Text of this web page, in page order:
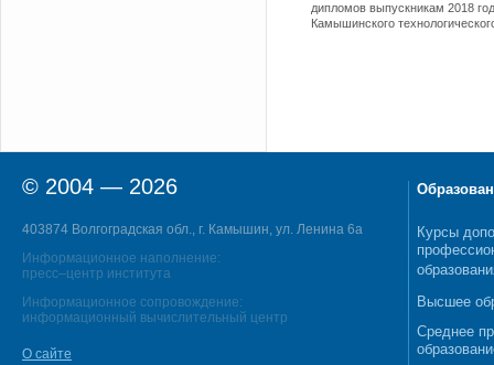
дипломов выпускникам 2018
Камышинского
© 2004 — 2026
403874 Волгоградская обл., г. Камышин, ул. Ленина 6а
Информационное наполнение:
пресс–центр института
Информационное сопровождение:
информационный вычислительный центр
О сайте
Курсы
Высшее
Среднее